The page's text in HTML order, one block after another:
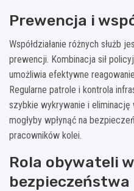
Prewencja i
Współdziałanie różnych służb
prewencji. Kombinacja sił
umożliwia efektywne
Regularne patrole i kontrola
szybkie wykrywanie i
mogłyby wpłynąć na
pracowników kolei.
Rola obywateli
bezpieczeństwa